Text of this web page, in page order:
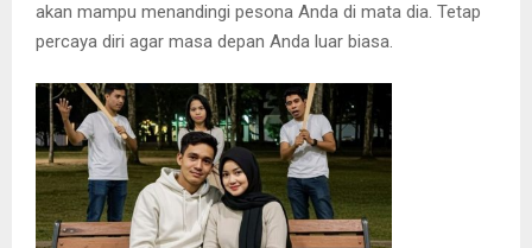
akan mampu menandingi pesona Anda di mata dia. Tetap
percaya diri agar masa depan Anda luar biasa.